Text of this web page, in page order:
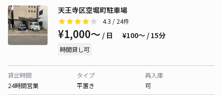
天王寺区空堀町駐車場
4.3 / 24件
¥1,000〜 / 日 ¥100〜 / 15分
時間貸し可
貸出時間
24時間営業
タイプ
平置き
再入庫
可